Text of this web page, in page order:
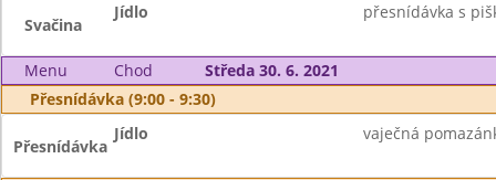
Svačina
Jídlo přesnídávka s
Menu Chod
Středa 30. 6. 2021
Přesnídávka (9:00 - 9:30)
Přesnídávka
Jídlo vaječná